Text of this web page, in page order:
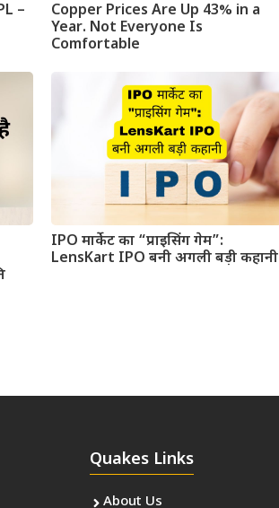
–
Copper Prices Are Up 43% in a
Year. Not Everyone Is
Comfortable
IPO मार्केट का “प्राइसिंग गेम”:
LensKart IPO बनी अगली बड़ी कहानी
Quakes Links
About Us